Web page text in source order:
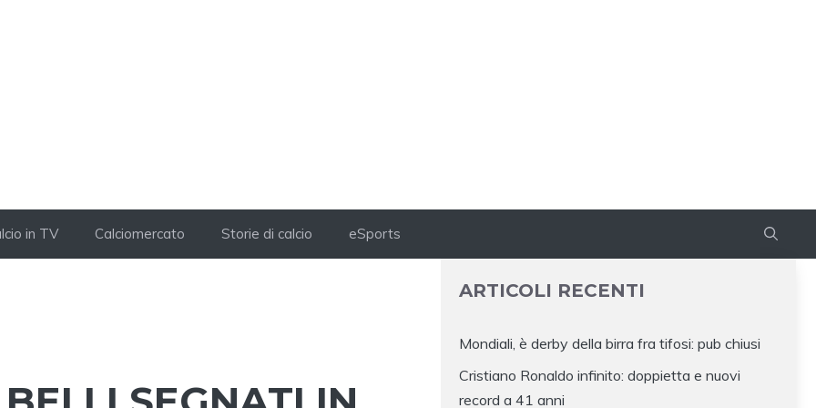
in TV Calciomercato Storie di calcio eSports
ARTICOLI RECENTI
Mondiali, è derby della birra fra tifosi: pub chiusi
Cristiano Ronaldo infinito: doppietta e nuovi
record a 41 anni